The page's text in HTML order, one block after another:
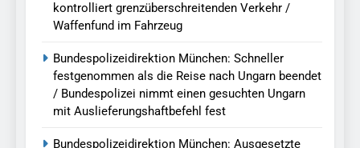
kontrolliert grenzüberschreitenden Verkehr /
Waffenfund im Fahrzeug
Bundespolizeidirektion München: Schneller
festgenommen als die Reise nach Ungarn beendet
/ Bundespolizei nimmt einen gesuchten Ungarn
mit Auslieferungshaftbefehl fest
Bundespolizeidirektion München: Ausgesetzte